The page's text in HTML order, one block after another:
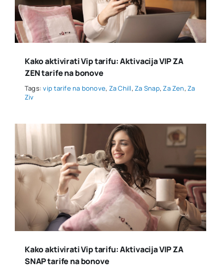
Kako aktivirati Vip tarifu: Aktivacija VIP ZA
ZEN tarife na bonove
Tags:vip tarife na bonove, Za Chill,Za Snap,Za Zen,Za
Ziv
Kako aktivirati Vip tarifu: Aktivacija VIP ZA
SNAP tarife na bonove